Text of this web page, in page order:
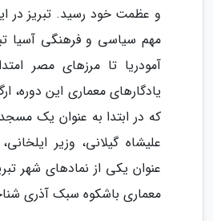
و عظمت خود رسید. تبریز در
مهم سیاسی و فرهنگی آسیا
آمودریا تا مرزهای مصر
یادگارهای معماری این دوره،
که در ابتدا به عنوان یک
علیشاه گیلانی، وزیر
عنوان یکی از نمادهای شهر
معماری باشکوه سبک آذری